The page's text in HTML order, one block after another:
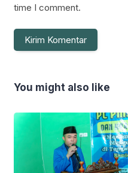
time I comment.
You might also like